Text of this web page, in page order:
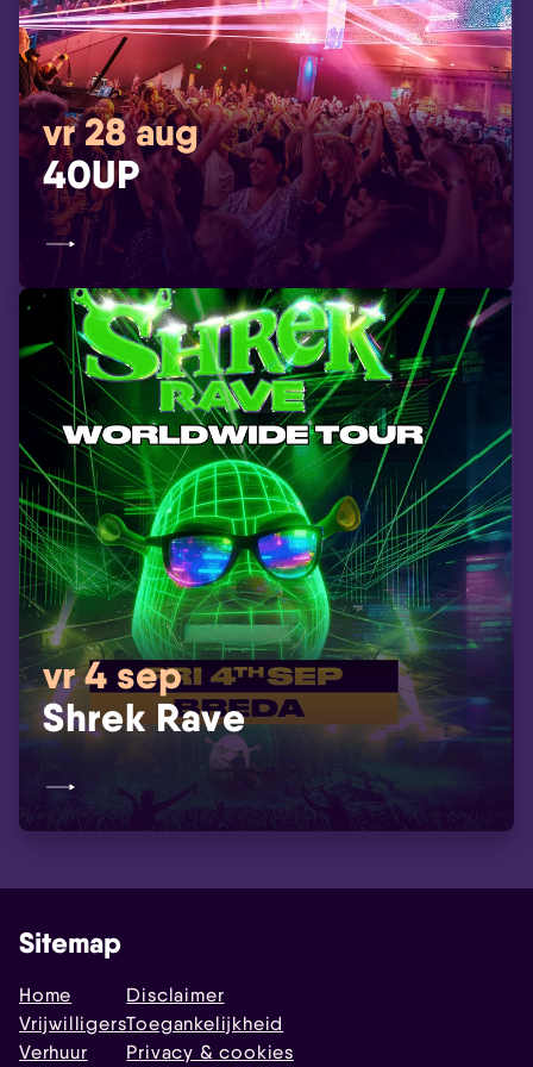
vr 28 aug
40UP
vr 4 sep
Shrek Rave
Sitemap
Home
Vrijwilligers
Verhuur
Disclaimer
Toegankelijkheid
Privacy & cookies